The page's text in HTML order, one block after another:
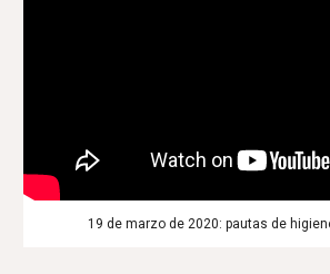
19 de marzo de 2020: pautas de